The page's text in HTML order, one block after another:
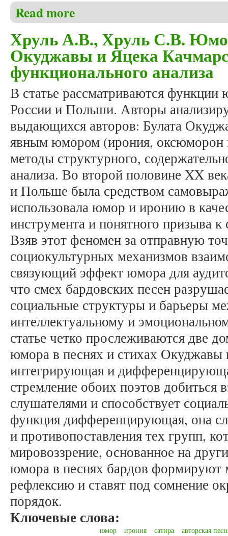
Read more
Хруль А.В., Хруль С.В.
Окуджавы и Яцека
функционального анализа
В статье рассматриваются функции
России и Польши. Авторы
выдающихся авторов: Булата
явным юмором (ирония, оксюморон
методы структурного,
анализа. Во второй половине XX
и Польше была средством
использовала юмор и иронию в
инструмента и понятного призыва
Взяв этот феномен за отправную
социокультурных механизмов
связующий эффект юмора для
что смех бардовских песен
социальные структуры и барьеры
интеллектуальному и
статье четко прослеживаются две
юмора в песнях и стихах Окуджавы
интегрирующая и
стремление обоих поэтов
слушателями и способствует
функция дифференцирующая, она
и противопоставления тех групп,
мировоззрение, основанное на
юмора в песнях бардов формируют
рефлексию и ставят под сомнение
порядок.
Ключевые слова:
юмор ирония сатира авторская